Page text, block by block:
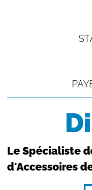
Le Spécialiste
d'Accessoires